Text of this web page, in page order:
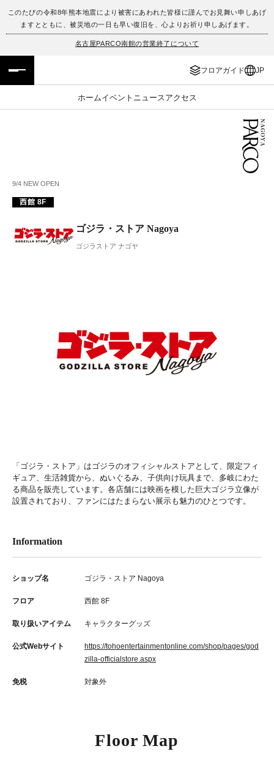
このたびの令和8年熊本地震により被害にあわれた皆様に謹んでお見舞い申しあげ
ますとともに、被災地の一日も早い復旧を、心よりお祈り申しあげます。
名古屋PARCO南館の営業終了について
フロアガイド JP
ホームイベント ニュース アクセス
フロアガイド
イベント・ポップアップ
TAX FREE
PARCOメンバーズ
ENGLISH
日本語
9/4 NEW OPEN
西館 8F
ゴジラ・ストア Nagoya
ゴジラストア ナゴヤ
「ゴジラ・ストア」はゴジラのオフィシャルストアとして、限定フィ
ギュア、生活雑貨から、ぬいぐるみ、子供向け玩具まで、多岐にわた
る商品を販売しています。各店舗には映画を模した巨大ゴジラ立像が
設置されており、ファンにはたまらない展示も魅力のひとつです。
Information
ショップ名 ゴジラ・ストア Nagoya
フロア 西館 8F
取り扱いアイテム キャラクターグッズ
公式Webサイト
https://tohoentertainmentonline.com/shop/pages/god
zilla-officialstore.aspx
免税 対象外
Floor Map